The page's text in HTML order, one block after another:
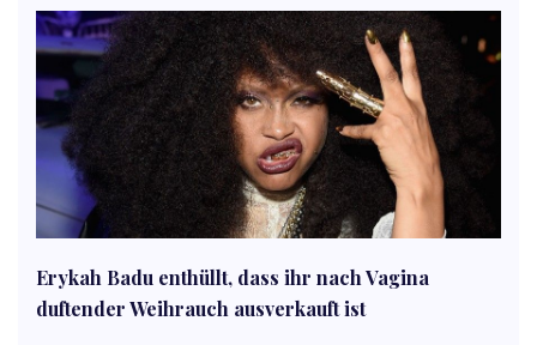
Erykah Badu enthüllt, dass ihr nach Vagina
duftender Weihrauch ausverkauft ist